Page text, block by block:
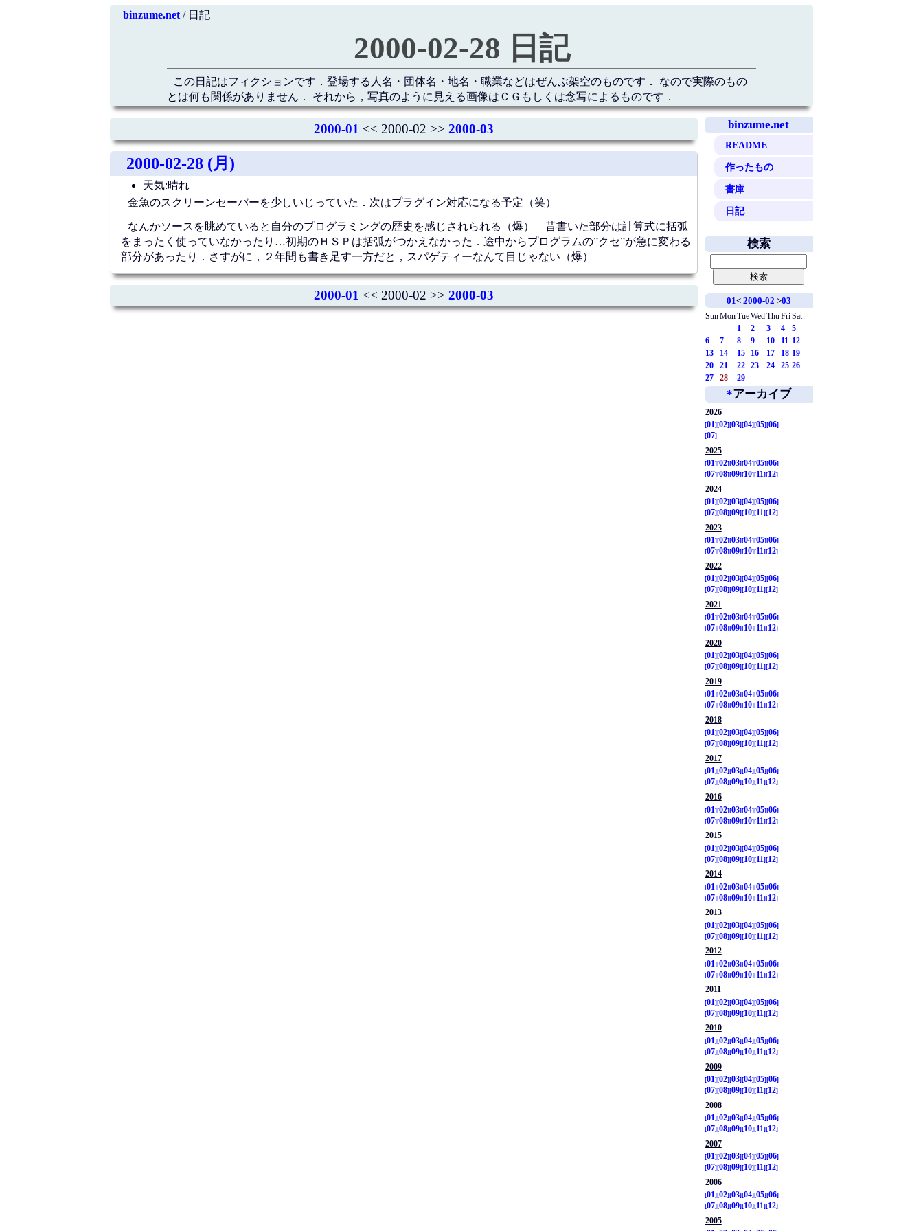
binzume.net/ 日記
2000-02-28 日記
この日記はフィクションです．登場する人名・団体名・地名・職業などはぜんぶ架空のものです． なので実際のもの
とは何も関係がありません． それから，写真のように見える画像はＣＧもしくは念写によるものです．
binzume.net
README
作ったもの
書庫
日記
2000-01 << 2000-02 >> 2000-03
2000-02-28 (月)
天気:晴れ
金魚のスクリーンセーバーを少しいじっていた．次はプラグイン対応になる予定（笑）
なんかソースを眺めていると自分のプログラミングの歴史を感じされられる（爆） 昔書いた部分は計算式に括弧
をまったく使っていなかったり…初期のＨＳＰは括弧がつかえなかった．途中からプログラムの”クセ”が急に変わる
部分があったり．さすがに，２年間も書き足す一方だと，スパゲティーなんて目じゃない（爆）
2000-01 << 2000-02 >> 2000-03
検索
01< 2000-02 >03
SunMonTueWed ThuFriSat
1
2 3 4
5
6
7 8 9 10 11
12
13
14 15 16 17 18 19
20
21 22 23 24 25 26
27
28 29
*アーカイブ
2026
01
02 03 04 05 06
07
2025
01
02 03 04 05 06
07 08 09 10 11
12
2024
01
02 03 04 05 06
07 08 09 10 11
12
2023
01
02 03 04 05 06
07 08 09 10 11
12
2022
01
02 03 04 05 06
07 08 09 10 11
12
2021
01
02 03 04 05 06
07 08 09 10 11
12
2020
01
02 03 04 05 06
07 08 09 10 11
12
2019
01
02 03 04 05 06
07 08 09 10 11
12
2018
01 02 03 04 05 06
07 08 09 10 11 12
2017
01 02 03 04 05 06
07 08 09 10 11 12
2016
01
02 03 04 05 06
07 08 09 10 11
12
2015
01
02 03 04 05 06
07 08 09 10 11
12
2014
01
02 03 04 05 06
07 08 09 10 11
12
2013
01
02 03 04 05 06
07 08 09 10 11
12
2012
01
02 03 04 05 06
07 08 09 10 11
12
2011
01
02 03 04 05 06
07 08 09 10 11
12
2010
01
02 03 04 05 06
07 08 09 10 11
12
2009
01
02 03 04 05 06
07 08 09 10 11
12
2008
01
02 03 04 05 06
07 08 09 10 11
12
2007
01
02 03 04 05 06
07 08 09 10 11
12
2006
01
02 03 04 05 06
07 08 09 10 11
12
2005